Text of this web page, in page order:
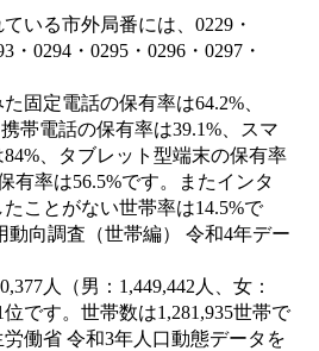
いる市外局番には、0229・
・0294・0295・0296・0297・
固定電話の保有率は64.2%、
帯電話の保有率は39.1%、スマ
、タブレット型端末の保有率
有率は56.5%です。またインタ
ことがない世帯率は14.5%で
動向調査（世帯編） 令和4年デー
人（男：1,449,442人、女：
位です。世帯数は1,281,935世帯で
働省 令和3年人口動態データを